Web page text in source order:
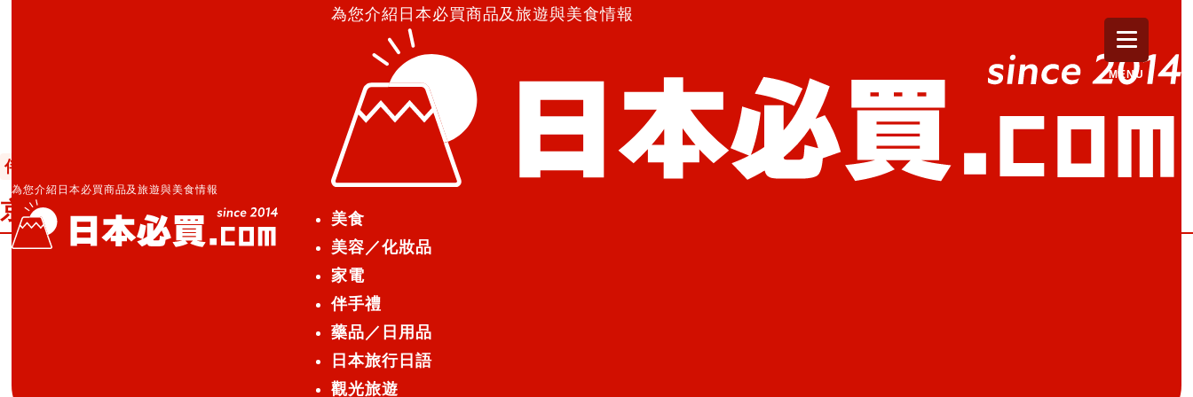
為您介紹日本必買商品及旅遊與美食情報
為您介紹日本必買商品及旅遊與美食情報
美食
美容／化妝品
家電
伴手禮
藥品／日用品
日本旅行日語
觀光旅遊
MENU
京都兩百年老字號「京菓匠 鶴屋吉信」經典燒菓子☆冬季限定新口味「TubaraTubara 蘋果」
伴手禮
京都兩百年老字號「京菓匠 鶴屋吉信」經典燒菓子☆冬季限定新口味「TubaraTubara 蘋果」
1803年創業至今，已走過超過200年歷史的京都老字號「京菓匠 鶴屋吉信」，因Q彈且濕潤口感長年而
廣獲喜愛的「つばらつばら（TubaraTubara）」。在2024年12月推出冬季限定新口味「つばらつばら
りんご（TubaraTubara 蘋果）」，於日本全國各直營店鋪、通路上架販售。